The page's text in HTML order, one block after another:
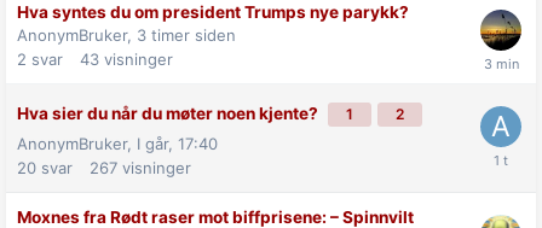
Hva syntes du om president Trumps nye parykk?
AnonymBruker, 3 timer siden
2 svar 43 visninger
Hva sier du når du møter noen kjente? 1 2
AnonymBruker, I går, 17:40
20 svar 267 visninger
Moxnes fra Rødt raser mot biff­prisene: –⁠ Spinnvilt